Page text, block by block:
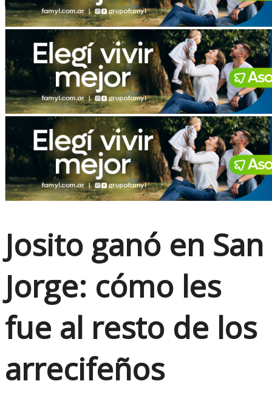
No Result
View All Result
Josito ganó en San
Jorge: cómo les
fue al resto de los
arrecifeños